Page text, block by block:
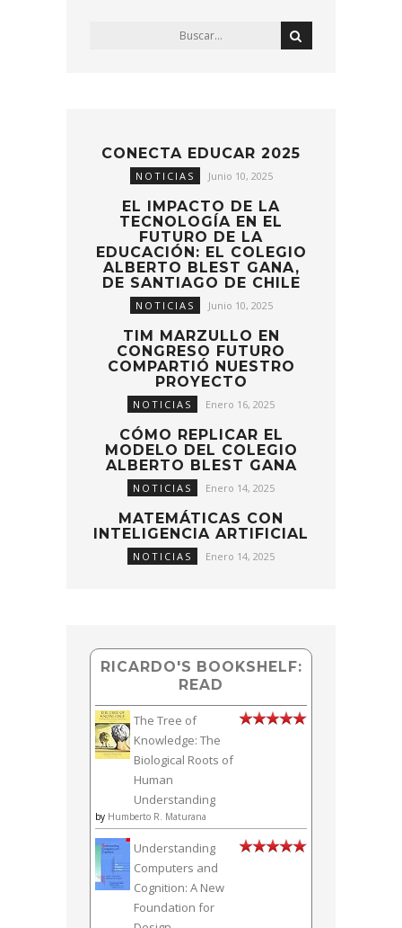
CONECTA EDUCAR 2025
NOTICIAS Junio 10, 2025
EL IMPACTO DE LA
TECNOLOGÍA EN EL
FUTURO DE LA
EDUCACIÓN: EL COLEGIO
ALBERTO BLEST GANA,
DE SANTIAGO DE CHILE
NOTICIAS Junio 10, 2025
TIM MARZULLO EN
CONGRESO FUTURO
COMPARTIÓ NUESTRO
PROYECTO
NOTICIAS Enero 16, 2025
CÓMO REPLICAR EL
MODELO DEL COLEGIO
ALBERTO BLEST GANA
NOTICIAS Enero 14, 2025
MATEMÁTICAS CON
INTELIGENCIA ARTIFICIAL
NOTICIAS Enero 14, 2025
RICARDO'S BOOKSHELF:
READ
The Tree of
Knowledge: The
Biological Roots of
Human
Understanding
by Humberto R. Maturana
Understanding
Computers and
Cognition: A New
Foundation for